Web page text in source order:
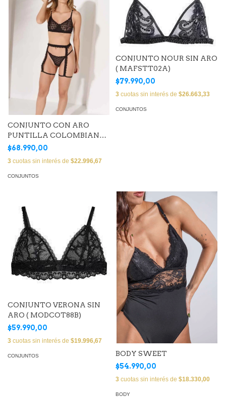
CONJUNTO CON ARO
PUNTILLA COLOMBIANA
(Art. EMMASTR02)
$68.990,00
3 cuotas sin interés de $22.996,67
CONJUNTOS
CONJUNTO NOUR SIN ARO
( MAFSTT02A)
$79.990,00
3 cuotas sin interés de $26.663,33
CONJUNTOS
CONJUNTO VERONA SIN
ARO ( MODCOT88B)
$59.990,00
3 cuotas sin interés de $19.996,67
CONJUNTOS
BODY SWEET
$54.990,00
3 cuotas sin interés de $18.330,00
BODY